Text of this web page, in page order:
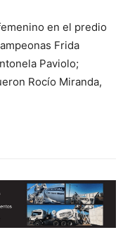
en el predio
Frida
Paviolo;
Rocío Miranda,